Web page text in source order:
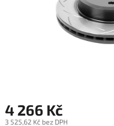
4 266 Kč
3 525,62 Kč bez DPH